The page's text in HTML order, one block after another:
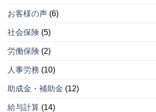
お客様の声 (6)
社会保険 (5)
労働保険 (2)
人事労務 (10)
助成金・補助金 (12)
給与計算 (14)